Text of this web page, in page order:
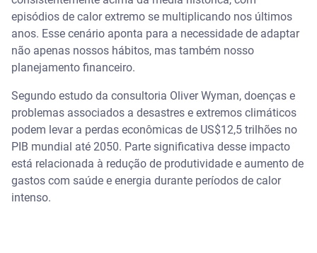
episódios de calor extremo se multiplicando nos últimos
anos. Esse cenário aponta para a necessidade de adaptar
não apenas nossos hábitos, mas também nosso
planejamento financeiro.
Segundo estudo da consultoria Oliver Wyman, doenças e
problemas associados a desastres e extremos climáticos
podem levar a perdas econômicas de US$12,5 trilhões no
PIB mundial até 2050. Parte significativa desse impacto
está relacionada à redução de produtividade e aumento de
gastos com saúde e energia durante períodos de calor
intenso.